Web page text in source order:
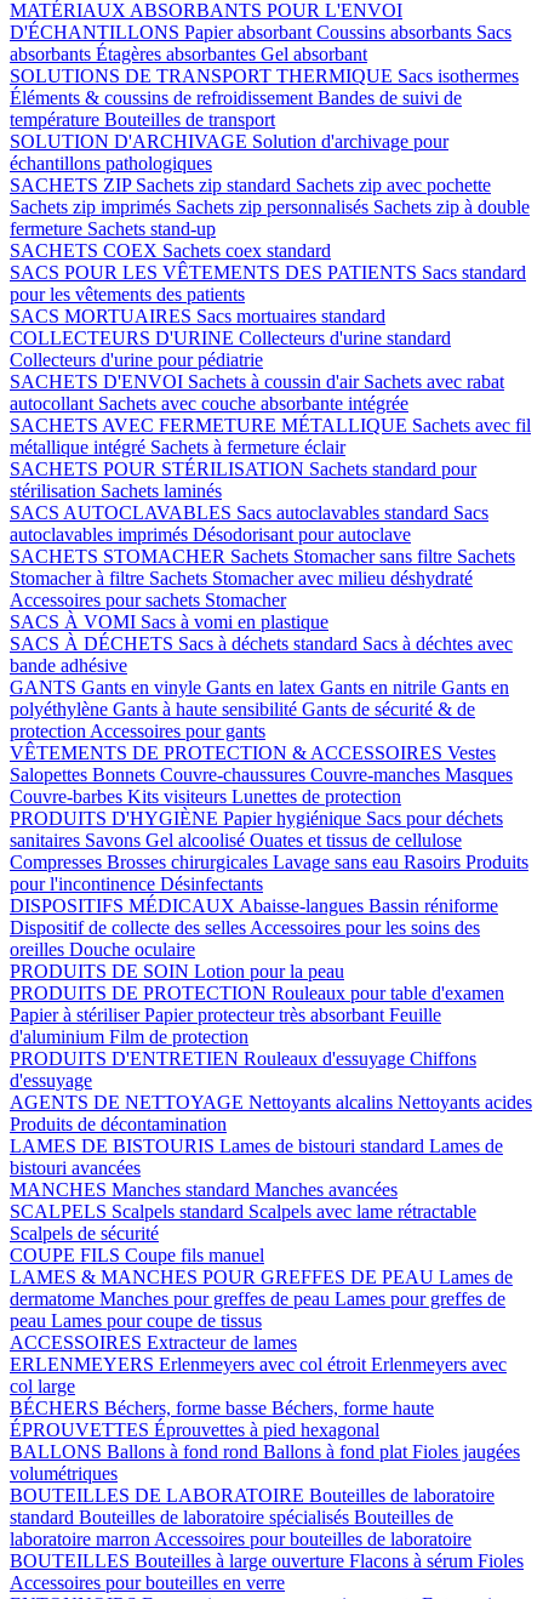
MATÉRIAUX ABSORBANTS POUR L'ENVOI
D'ÉCHANTILLONS Papier absorbant Coussins absorbants Sacs
absorbants Étagères absorbantes Gel absorbant
SOLUTIONS DE TRANSPORT THERMIQUE Sacs isothermes
Éléments & coussins de refroidissement Bandes de suivi de
température Bouteilles de transport
SOLUTION D'ARCHIVAGE Solution d'archivage pour
échantillons pathologiques
SACHETS ZIP Sachets zip standard Sachets zip avec pochette
Sachets zip imprimés Sachets zip personnalisés Sachets zip à double
fermeture Sachets stand-up
SACHETS COEX Sachets coex standard
SACS POUR LES VÊTEMENTS DES PATIENTS Sacs standard
pour les vêtements des patients
SACS MORTUAIRES Sacs mortuaires standard
COLLECTEURS D'URINE Collecteurs d'urine standard
Collecteurs d'urine pour pédiatrie
SACHETS D'ENVOI Sachets à coussin d'air Sachets avec rabat
autocollant Sachets avec couche absorbante intégrée
SACHETS AVEC FERMETURE MÉTALLIQUE Sachets avec fil
métallique intégré Sachets à fermeture éclair
SACHETS POUR STÉRILISATION Sachets standard pour
stérilisation Sachets laminés
SACS AUTOCLAVABLES Sacs autoclavables standard Sacs
autoclavables imprimés Désodorisant pour autoclave
SACHETS STOMACHER Sachets Stomacher sans filtre Sachets
Stomacher à filtre Sachets Stomacher avec milieu déshydraté
Accessoires pour sachets Stomacher
SACS À VOMI Sacs à vomi en plastique
SACS À DÉCHETS Sacs à déchets standard Sacs à déchtes avec
bande adhésive
GANTS Gants en vinyle Gants en latex Gants en nitrile Gants en
polyéthylène Gants à haute sensibilité Gants de sécurité & de
protection Accessoires pour gants
VÊTEMENTS DE PROTECTION & ACCESSOIRES Vestes
Salopettes Bonnets Couvre-chaussures Couvre-manches Masques
Couvre-barbes Kits visiteurs Lunettes de protection
PRODUITS D'HYGIÈNE Papier hygiénique Sacs pour déchets
sanitaires Savons Gel alcoolisé Ouates et tissus de cellulose
Compresses Brosses chirurgicales Lavage sans eau Rasoirs Produits
pour l'incontinence Désinfectants
DISPOSITIFS MÉDICAUX Abaisse-langues Bassin réniforme
Dispositif de collecte des selles Accessoires pour les soins des
oreilles Douche oculaire
PRODUITS DE SOIN Lotion pour la peau
PRODUITS DE PROTECTION Rouleaux pour table d'examen
Papier à stériliserPapier protecteur très absorbant Feuille
d'aluminium Film de protection
PRODUITS D'ENTRETIEN Rouleaux d'essuyage Chiffons
d'essuyage
AGENTS DE NETTOYAGE Nettoyants alcalins Nettoyants acides
Produits de décontamination
LAMES DE BISTOURIS Lames de bistouri standard Lames de
bistouri avancées
MANCHES Manches standard Manches avancées
SCALPELS Scalpels standard Scalpels avec lame rétractable
Scalpels de sécurité
COUPE FILS Coupe fils manuel
LAMES & MANCHES POUR GREFFES DE PEAU Lames de
dermatome Manches pour greffes de peau Lames pour greffes de
peau Lames pour coupe de tissus
ACCESSOIRES Extracteur de lames
ERLENMEYERS Erlenmeyers avec col étroit Erlenmeyers avec
col large
BÉCHERS Béchers, forme basse Béchers, forme haute
ÉPROUVETTES Éprouvettes à pied hexagonal
BALLONS Ballons à fond rond Ballons à fond plat Fioles jaugées
volumétriques
BOUTEILLES DE LABORATOIRE Bouteilles de laboratoire
standard Bouteilles de laboratoire spécialisés Bouteilles de
laboratoire marron Accessoires pour bouteilles de laboratoire
BOUTEILLES Bouteilles à large ouverture Flacons à sérum Fioles
Accessoires pour bouteilles en verre